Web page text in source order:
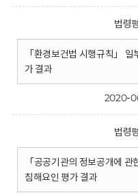
법령
「환경보건법 시행규칙」
가 결과
2020-
법령
「공공기관의 정보공개에
침해요인 평가 결과